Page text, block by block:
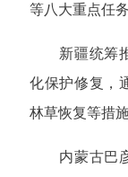
等八大重点任务
新疆统筹
化保护修复，
林草恢复等措
内蒙古巴